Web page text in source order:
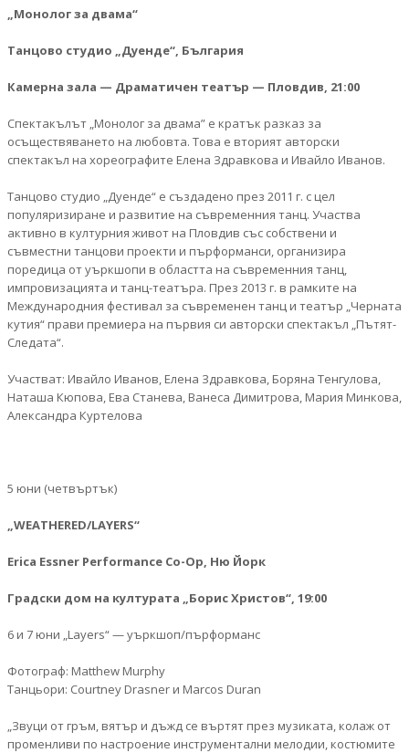
„Монолог за двама“
Танцово студио „Дуенде“, България
Камерна зала — Драматичен театър — Пловдив, 21:00
Спектакълът „Монолог за двама” е кратък разказ за
осъществяването на любовта. Това е вторият авторски
спектакъл на хореографите Елена Здравкова и Ивайло Иванов.
Танцово студио „Дуенде“ е създадено през 2011 г. с цел
популяризиране и развитие на съвременния танц. Участва
активно в културния живот на Пловдив със собствени и
съвместни танцови проекти и пърформанси, организира
поредица от уъркшопи в областта на съвременния танц,
импровизацията и танц-театъра. През 2013 г. в рамките на
Международния фестивал за съвременен танц и театър „Черната
кутия“ прави премиера на първия си авторски спектакъл „Пътят-
Следата“.
Участват: Ивайло Иванов, Елена Здравкова, Боряна Тенгулова,
Наташа Кюпова, Ева Станева, Ванеса Димитрова, Мария Минкова,
Александра Куртелова
5 юни (четвъртък)
„WEATHERED/LAYERS“
Erica Essner Performance Co-Op, Ню Йорк
Градски дом на културата „Борис Христов“, 19:00
6 и 7 юни „Layers“ — уъркшоп/пърформанс
Фотограф: Matthew Murphy
Танцьори: Courtney Drasner и Marcos Duran
„Звуци от гръм, вятър и дъжд се въртят през музиката, колаж от
променливи по настроение инструментални мелодии, костюмите